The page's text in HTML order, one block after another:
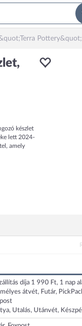
Pottery&quot;
készlet
lett 2024-
amely
díja 1 990 Ft, 1 nap
átvét, Futár,
Utalás, Utánvét,